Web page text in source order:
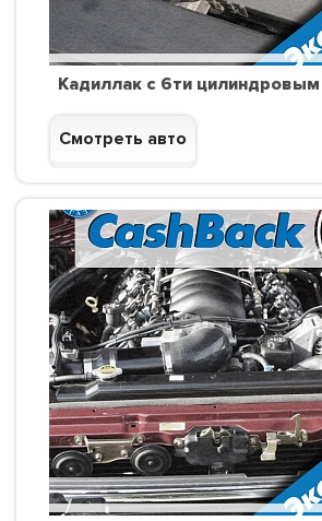
Кадиллак с 6ти
Смотреть авто